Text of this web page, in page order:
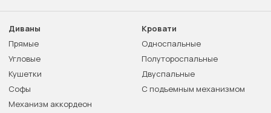
Диваны
Прямые
Угловые
Кушетки
Софы
Механизм аккордеон
Кровати
Односпальные
Полутороспальные
Двуспальные
С подъемным механизмом